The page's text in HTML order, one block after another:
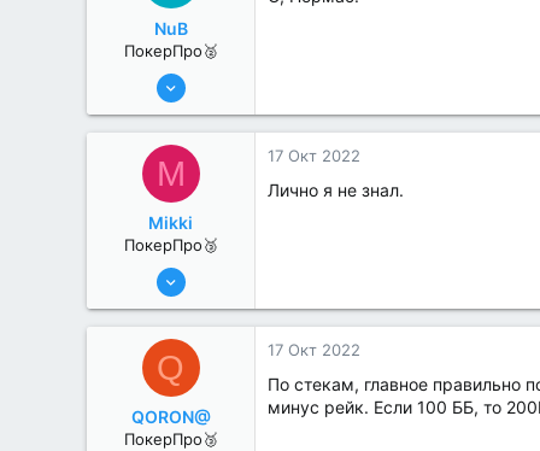
NuB
ПокерПро🥈
25 Июл 2022
2
M
Mikki
ПокерПро🥉
25 Июл 2022
0
17 Окт 2022
Лично я не знал.
Q
QORON@
ПокерПро🥉
17 Окт 2022
По стекам, главное правильно
минус рейк. Если 100 ББ, то